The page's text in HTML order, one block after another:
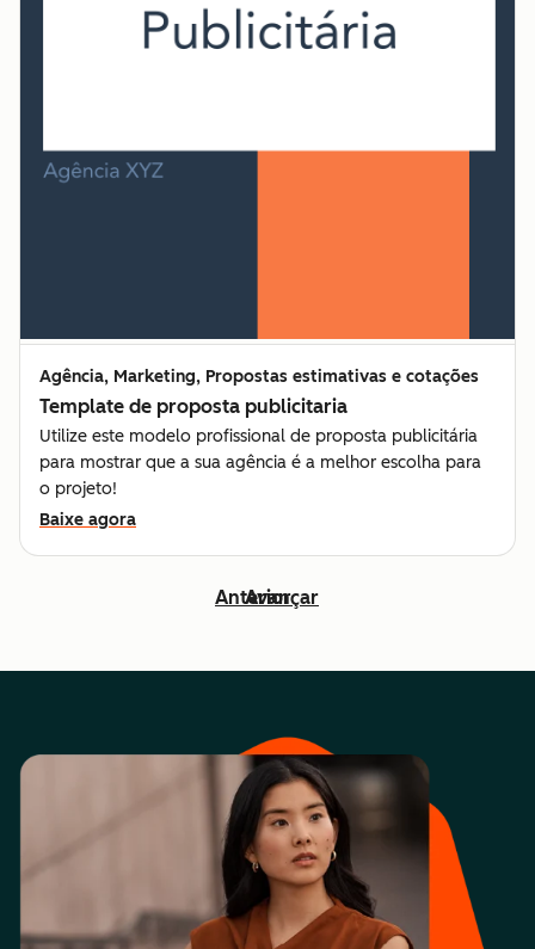
Agência, Marketing, Propostas estimativas e cotações
Template de proposta publicitaria
Utilize este modelo profissional de proposta publicitária
para mostrar que a sua agência é a melhor escolha para
o projeto!
Baixe agora
Anterior
Avançar